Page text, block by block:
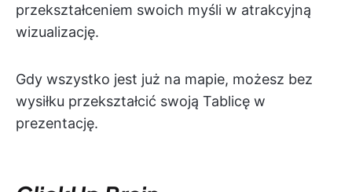
przekształceniem swoich myśli w atrakcyjną
wizualizację.
Gdy wszystko jest już na mapie, możesz bez
wysiłku przekształcić swoją Tablicę w
prezentację.